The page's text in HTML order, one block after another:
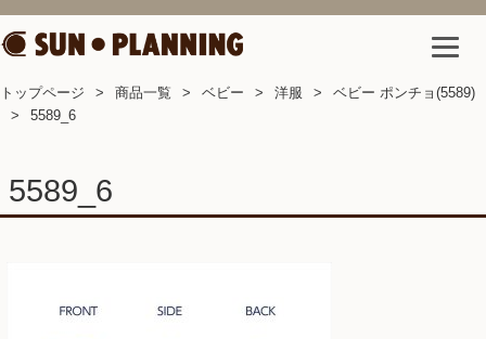
トップページ 商品一覧 ベビー 洋服
ベビー ポンチョ(5589)
5589_6
5589_6